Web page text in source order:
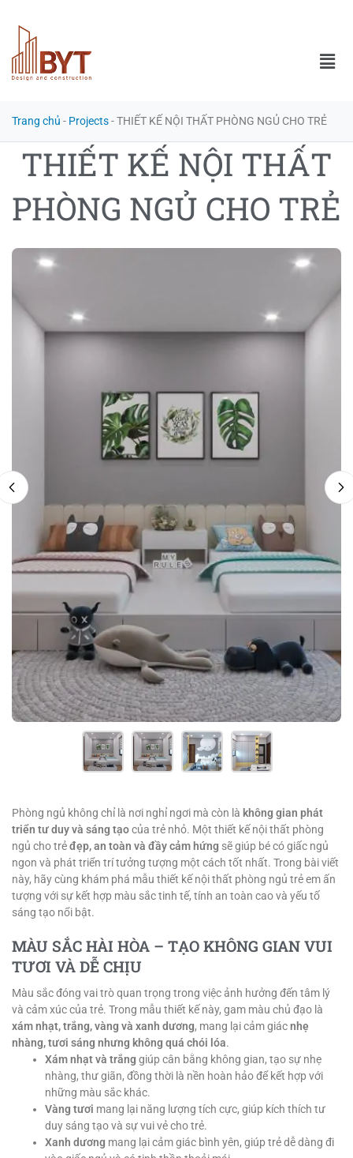
Trang chủ - Projects-THIẾT KẾ NỘI THẤT PHÒNG NGỦ CHO TRẺ
THIẾT KẾ NỘI THẤT
PHÒNG NGỦ CHO TRẺ
Phòng ngủ không chỉ là nơi nghỉ ngơi mà còn là không gian phát
triển tư duy và sáng tạocủa trẻ nhỏ. Một thiết kế nội thất phòng
ngủ cho trẻđẹp, an toàn và đầy cảm hứng sẽ giúp bé có giấc ngủ
ngon và phát triển trí tưởng tượng một cách tốt nhất. Trong bài viết
này, hãy cùng khám phá mẫu thiết kế nội thất phòng ngủ trẻ em ấn
tượng với sự kết hợp màu sắc tinh tế, tính an toàn cao và yếu tố
sáng tạo nổi bật.
MÀU SẮC HÀI HÒA – TẠO KHÔNG GIAN VUI
TƯƠI VÀ DỄ CHỊU
Màu sắc đóng vai trò quan trọng trong việc ảnh hưởng đến tâm lý
và cảm xúc của trẻ. Trong mẫu thiết kế này, gam màu chủ đạo là
xám nhạt, trắng, vàng và xanh dương, mang lại cảm giácnhẹ
nhàng, tươi sáng nhưng không quá chói lóa.
Xám nhạt và trắng giúp cân bằng không gian, tạo sự nhẹ
nhàng, thư giãn, đồng thời là nền hoàn hảo để kết hợp với
những màu sắc khác.
Vàng tươi mang lại năng lượng tích cực, giúp kích thích tư
duy sáng tạo và sự vui vẻ cho trẻ.
Xanh dương mang lại cảm giác bình yên, giúp trẻ dễ dàng đi